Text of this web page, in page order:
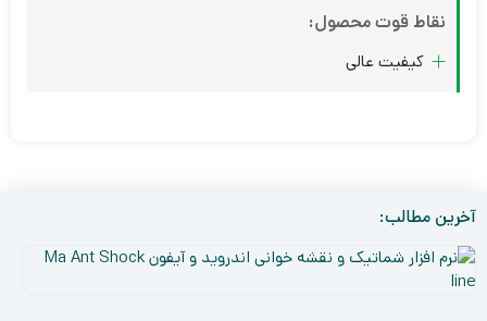
نقاط قوت محصول:
کیفیت عالی
آخرین مطالب: